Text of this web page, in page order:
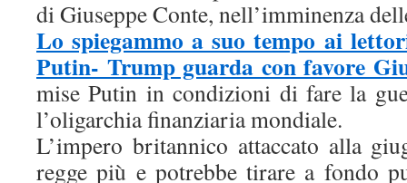
di Giuseppe Conte, nell’imminenza
Lo spiegammo a suo tempo ai
Putin- Trump guarda con favore
mise Putin in condizioni di fare la
l’oligarchia finanziaria mondiale.
L’impero britannico attaccato alla
regge più e potrebbe tirare a fondo